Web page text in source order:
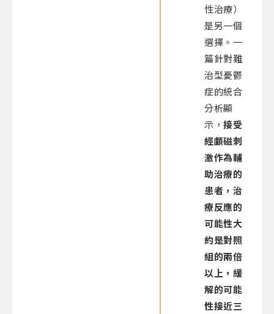
性治療）
是另一個
選擇。一
篇針對難
治型憂鬱
症的統合
分析顯
示，接受
經顱磁刺
激作為輔
助治療的
患者，治
療反應的
可能性大
約是對照
組的兩倍
以上，緩
解的可能
性接近三